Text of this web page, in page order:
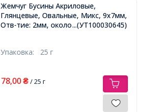
Жемчуг Бусины Акриловые,
Глянцевые, Овальные, Микс, 9х7мм,
Отв-тие: 2мм, около 100шт/25г,
...(УТ100030645)
Упаковка: 25 г
78,00 ₴/ 25 г